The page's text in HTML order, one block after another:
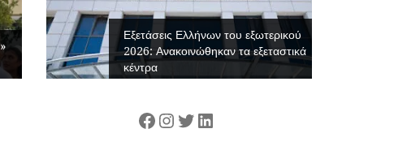
Εξετάσεις Ελλήνων του εξωτερικού
2026: Ανακοινώθηκαν τα εξεταστικά
κέντρα
Facebook
Instagram
Twitter
Linkedin